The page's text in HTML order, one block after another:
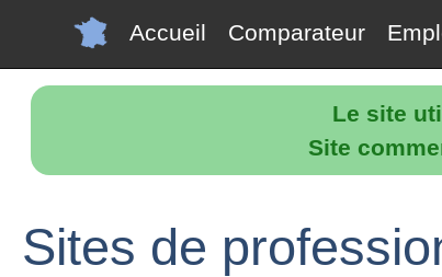
Le site
Site
Accueil Comparateur
Sites de